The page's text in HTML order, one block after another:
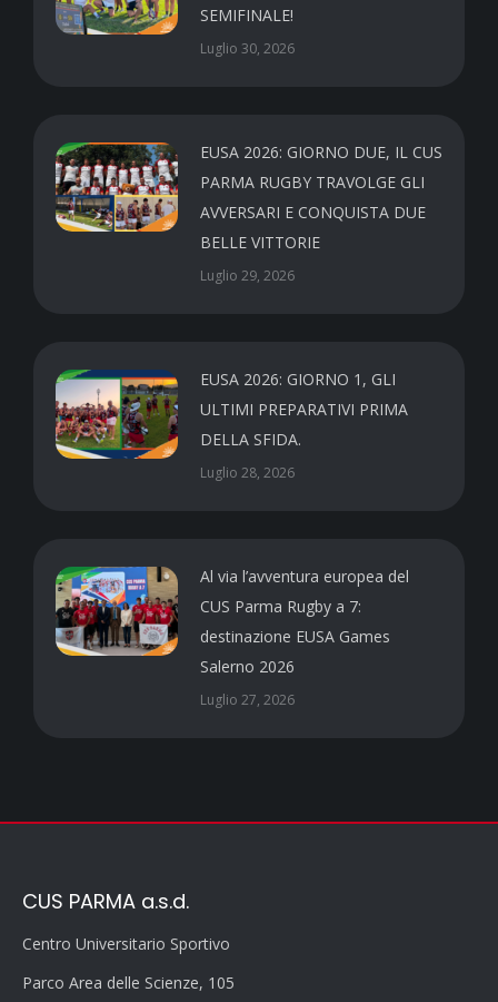
SEMIFINALE!
Luglio 30, 2026
EUSA 2026: GIORNO DUE, IL CUS
PARMA RUGBY TRAVOLGE GLI
AVVERSARI E CONQUISTA DUE
BELLE VITTORIE
Luglio 29, 2026
EUSA 2026: GIORNO 1, GLI
ULTIMI PREPARATIVI PRIMA
DELLA SFIDA.
Luglio 28, 2026
Al via l’avventura europea del
CUS Parma Rugby a 7:
destinazione EUSA Games
Salerno 2026
Luglio 27, 2026
CUS PARMA a.s.d.
Centro Universitario Sportivo
Parco Area delle Scienze, 105